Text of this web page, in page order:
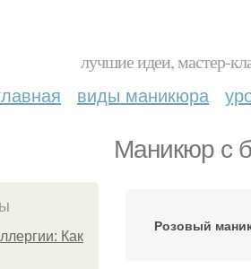
лучшие идеи, мастер-
виды маникюра
Маникюр с
Как
Розовый